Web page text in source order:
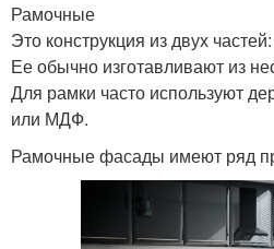
Рамочные
Это конструкция из двух
Ее обычно изготавливают из
Для рамки часто используют
или МДФ.
Рамочные фасады имеют ряд